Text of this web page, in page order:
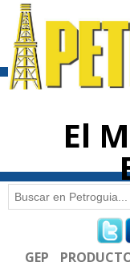
El
Formulario
Buscar
GEP